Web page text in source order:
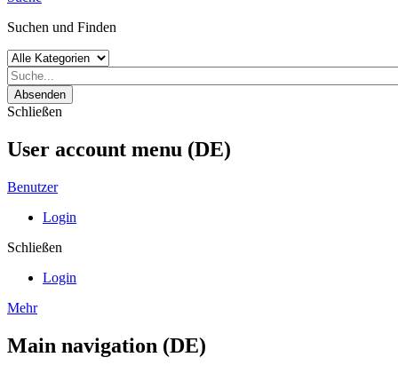
Suchen und Finden
Absenden
Schließen
User account menu (DE)
Benutzer
Login
Schließen
Login
Mehr
Main navigation (DE)